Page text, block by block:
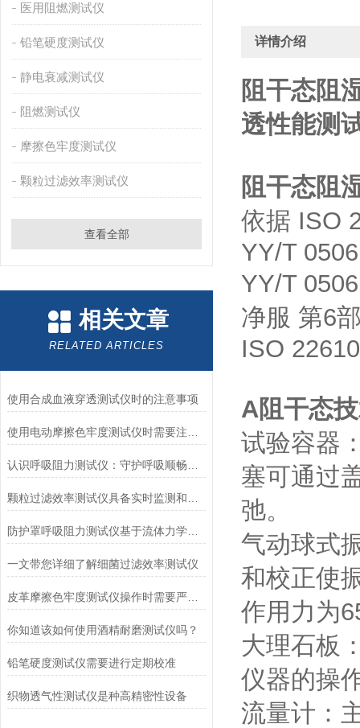
医用阻燃测试仪
铅笔硬度测试仪
静电衰减测试仪
阻燃测试仪
摩擦色牢度测试仪
颗粒过滤效率测试仪
查看全部
相关文章
RELATED ARTICLES
使用合成血液穿透测试仪时的注意事项
防护罩呼吸阻力测试仪基于流体力学与压力传感技术
一文带您详细了解细菌过滤效率测试仪
皮革摩擦色牢度测试仪操作时需要严格遵循规程
你知道该如何使用酒精耐磨测试仪吗？
铅笔硬度测试仪需要进行定期校准
织物透气性测试仪是种高精密性设备
详情介绍
阻干态阻
透性能测
阻干态阻
依据 ISO
YY/T
YY/T
净服 第6
ISO
A阻干态
试验容器
塞可通过
弛。
气动球式
和校正使
作用力为
大理石板
仪器的操
流量计：